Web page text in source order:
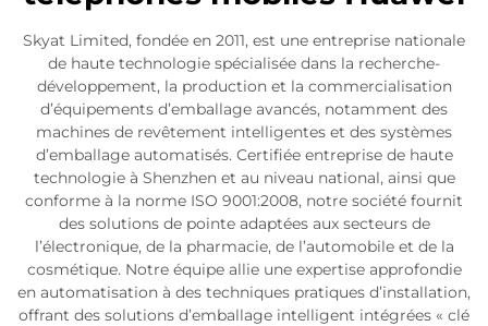
Skyat Limited, fondée en 2011, est une entreprise nationale
de haute technologie spécialisée dans la recherche-
développement, la production et la commercialisation
d’équipements d’emballage avancés, notamment des
machines de revêtement intelligentes et des systèmes
d’emballage automatisés. Certifiée entreprise de haute
technologie à Shenzhen et au niveau national, ainsi que
conforme à la norme ISO 9001:2008, notre société fournit
des solutions de pointe adaptées aux secteurs de
l’électronique, de la pharmacie, de l’automobile et de la
cosmétique. Notre équipe allie une expertise approfondie
en automatisation à des techniques pratiques d’installation,
offrant des solutions d’emballage intelligent intégrées « clé